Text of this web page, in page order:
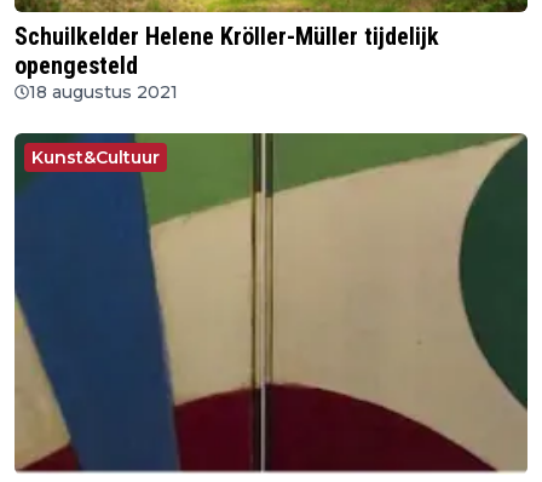
Schuilkelder Helene Kröller-Müller tijdelijk
opengesteld
18 augustus 2021
Kunst&Cultuur